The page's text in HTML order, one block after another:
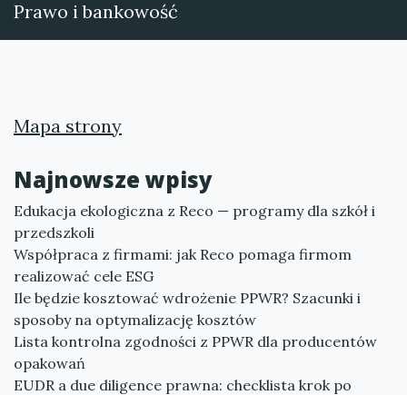
Prawo i bankowość
Mapa strony
Najnowsze wpisy
Edukacja ekologiczna z Reco — programy dla szkół i
przedszkoli
Współpraca z firmami: jak Reco pomaga firmom
realizować cele ESG
Ile będzie kosztować wdrożenie PPWR? Szacunki i
sposoby na optymalizację kosztów
Lista kontrolna zgodności z PPWR dla producentów
opakowań
EUDR a due diligence prawna: checklista krok po